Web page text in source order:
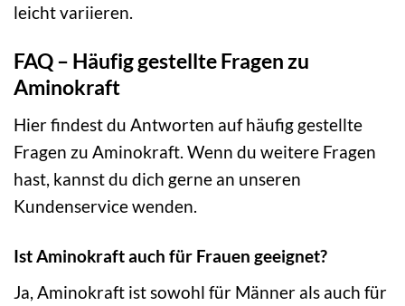
leicht variieren.
FAQ – Häufig gestellte Fragen zu
Aminokraft
Hier findest du Antworten auf häufig gestellte
Fragen zu Aminokraft. Wenn du weitere Fragen
hast, kannst du dich gerne an unseren
Kundenservice wenden.
Ist Aminokraft auch für Frauen geeignet?
Ja, Aminokraft ist sowohl für Männer als auch für